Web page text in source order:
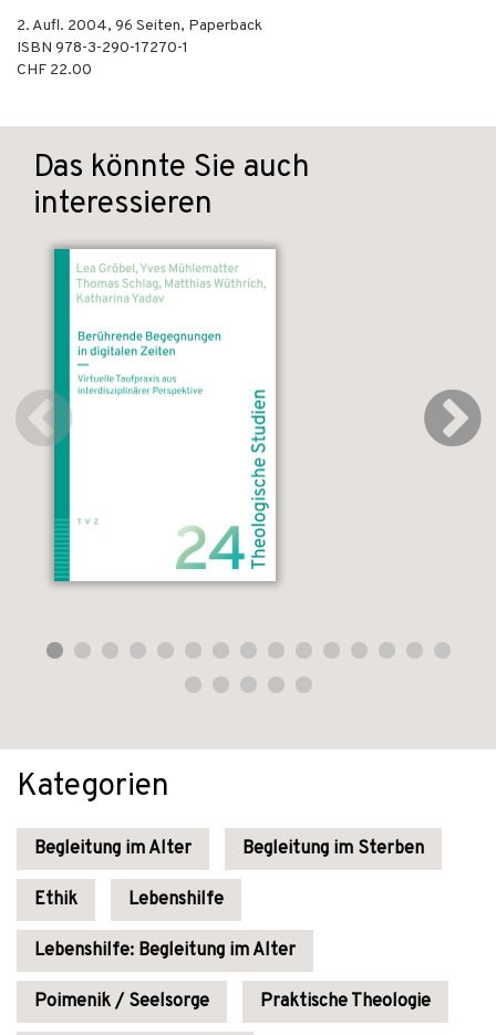
2. Aufl. 2004, 96 Seiten, Paperback
ISBN 978-3-290-17270-1
CHF 22.00
Das könnte Sie auch
interessieren
Kategorien
Begleitung im Alter Begleitung im Sterben
Ethik Lebenshilfe
Lebenshilfe: Begleitung im Alter
Poimenik / Seelsorge Praktische Theologie